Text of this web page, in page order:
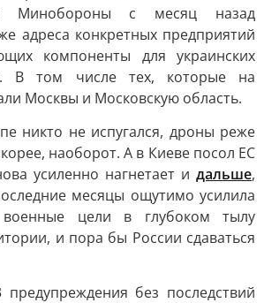
Минобороны с месяц назад
адреса конкретных предприятий
компоненты для украинских
В том числе тех, которые на
Москвы и Московскую область.
никто не испугался, дроны реже
наоборот. А в Киеве посол ЕС
усиленно нагнетает и дальше,
месяцы ощутимо усилила
цели в глубоком тылу
и пора бы России сдаваться
предупреждения без последствий